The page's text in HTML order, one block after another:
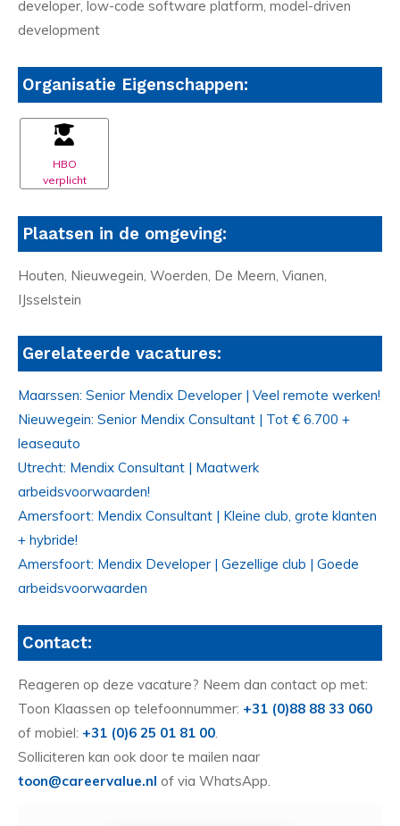
developer, low-code software platform, model-driven
development
Organisatie Eigenschappen:
HBO
verplicht
Plaatsen in de omgeving:
Houten, Nieuwegein, Woerden, De Meern, Vianen,
IJsselstein
Gerelateerde vacatures:
Maarssen: Senior Mendix Developer | Veel remote werken!
Nieuwegein: Senior Mendix Consultant | Tot € 6.700 +
leaseauto
Utrecht: Mendix Consultant | Maatwerk
arbeidsvoorwaarden!
Amersfoort: Mendix Consultant | Kleine club, grote klanten
+ hybride!
Amersfoort: Mendix Developer | Gezellige club | Goede
arbeidsvoorwaarden
Contact:
Reageren op deze vacature? Neem dan contact op met:
Toon Klaassen op telefoonnummer: +31 (0)88 88 33 060
of mobiel: +31 (0)6 25 01 81 00.
Solliciteren kan ook door te mailen naar
toon@careervalue.nl of via WhatsApp.